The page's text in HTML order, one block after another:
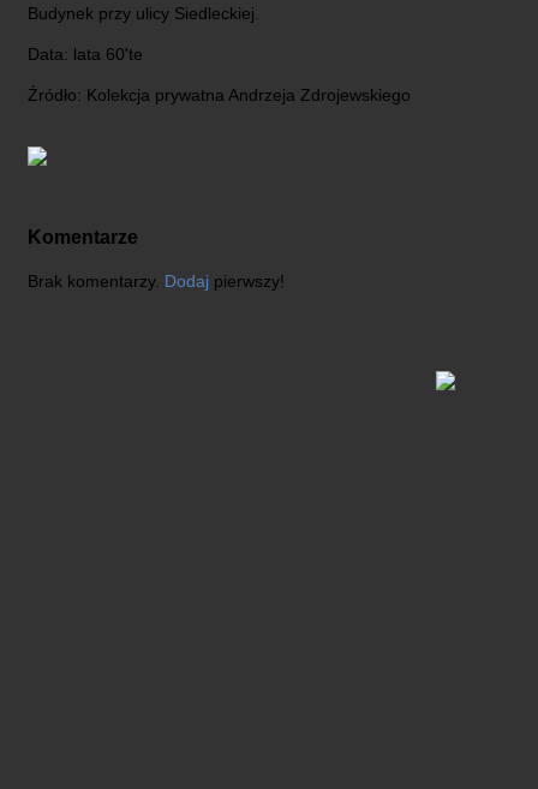
Budynek przy ulicy Siedleckiej.
Data: lata 60'te
Źródło: Kolekcja prywatna Andrzeja Zdrojewskiego
Komentarze
Brak komentarzy. Dodaj pierwszy!